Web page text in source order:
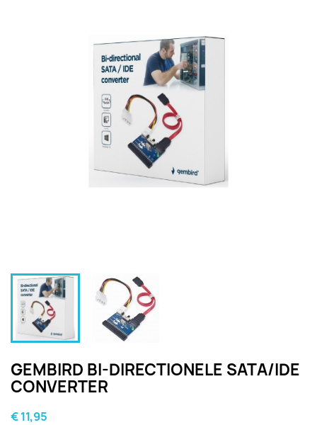
GEMBIRD BI-DIRECTIONELE SATA/IDE
CONVERTER
€ 11,95